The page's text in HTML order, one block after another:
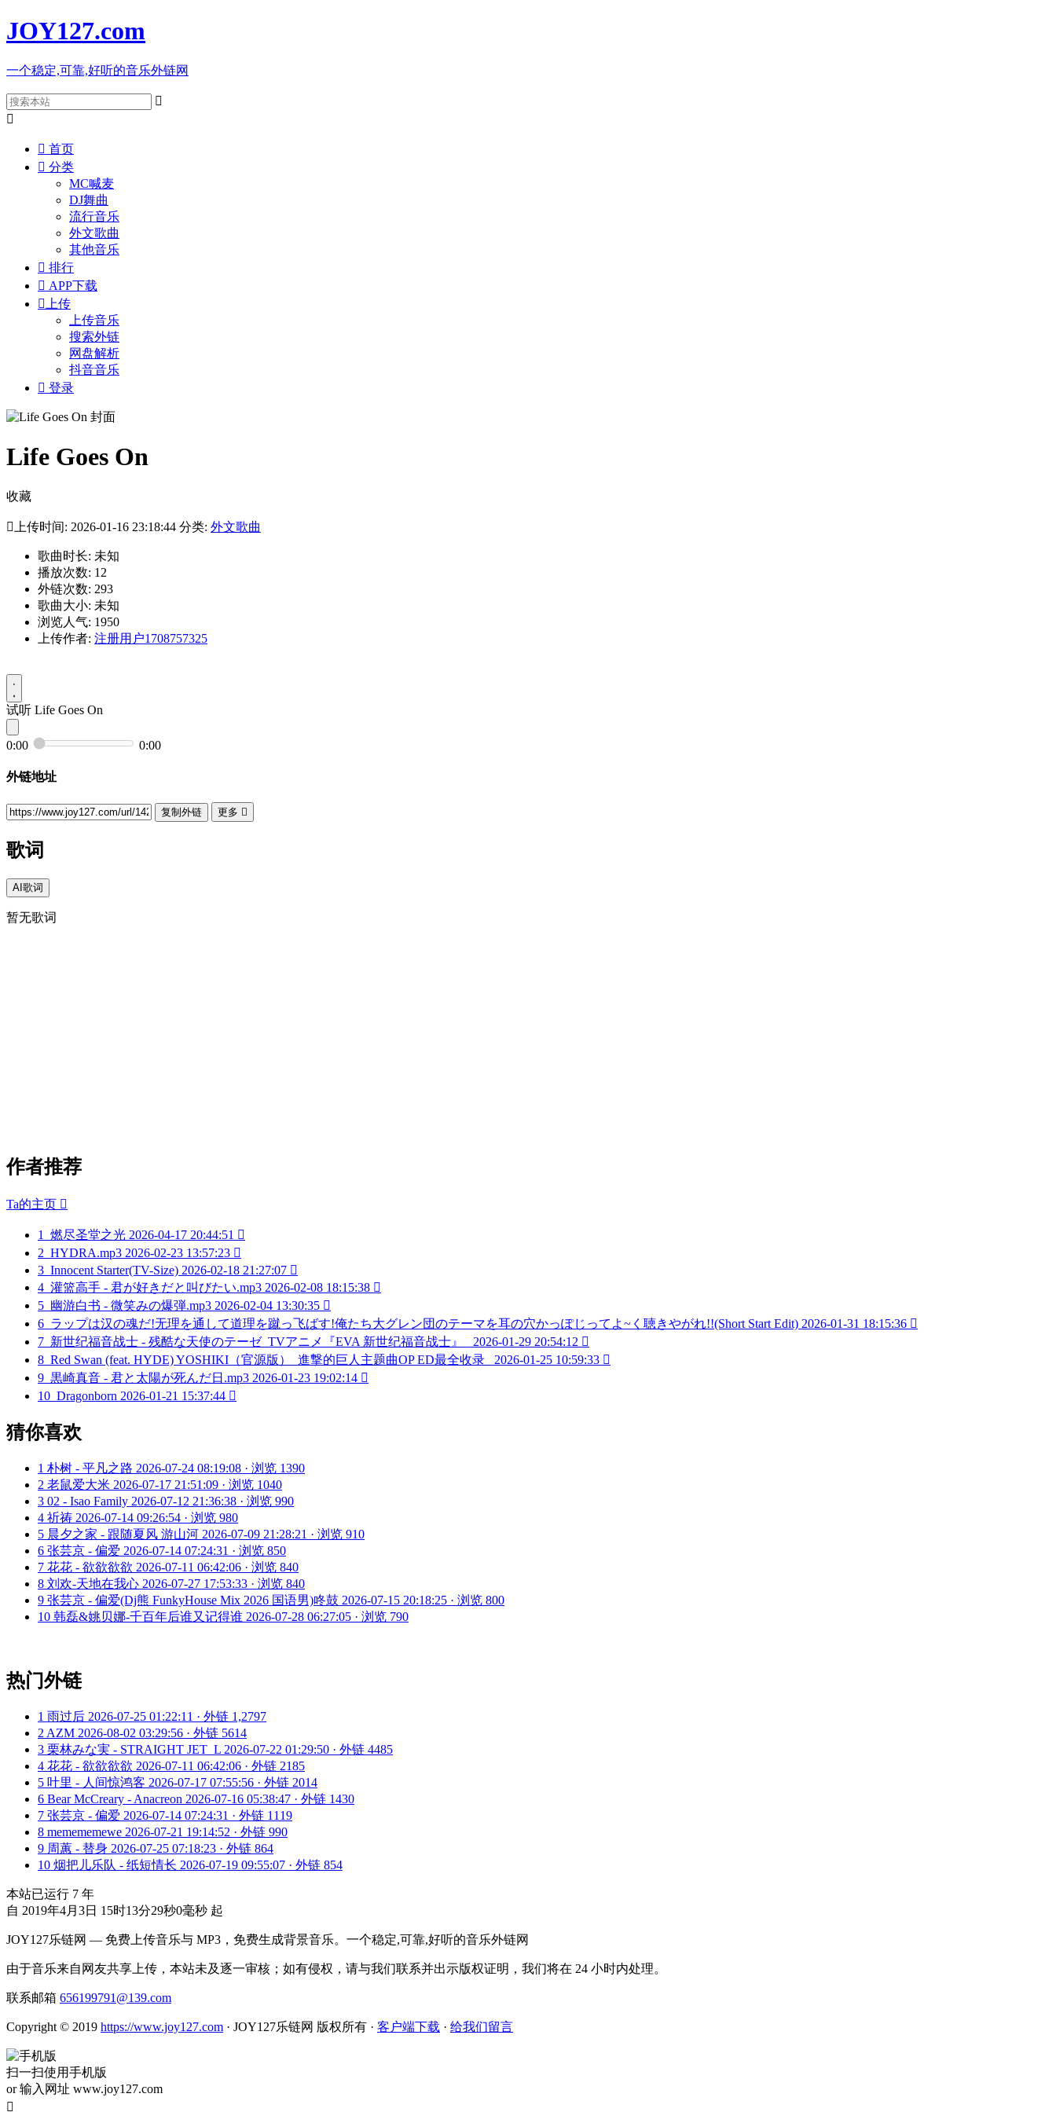
JOY127.com
一个稳定,可靠,好听的音乐外链网


 首页
 分类
MC喊麦
DJ舞曲
流行音乐
外文歌曲
其他音乐
 排行
 APP下载
 上传
上传音乐
搜索外链
网盘解析
抖音音乐
 登录
Life Goes On
收藏
 上传时间: 2026-01-16 23:18:44 分类: 外文歌曲
歌曲时长: 未知
播放次数: 12
外链次数: 293
歌曲大小: 未知
浏览人气: 1950
上传作者: 注册用户1708757325
试听 Life Goes On
0:00 0:00
外链地址
复制外链 更多 
歌词
AI歌词
暂无歌词
作者推荐
Ta的主页 
1 燃尽圣堂之光 2026-04-17 20:44:51 
2 HYDRA.mp3 2026-02-23 13:57:23 
3 Innocent Starter(TV-Size) 2026-02-18 21:27:07 
4 灌篮高手 - 君が好きだと叫びたい.mp3 2026-02-08 18:15:38 
5 幽游白书 - 微笑みの爆弾.mp3 2026-02-04 13:30:35 
6 ラップは汉の魂だ!无理を通して道理を蹴っ飞ばす!俺たち大グレン団のテーマを耳の穴かっぽじってよ~く聴きやがれ!!(Short Start Edit) 2026-01-31 18:15:36 
7 新世纪福音战士 - 残酷な天使のテーゼ_TVアニメ『EVA 新世纪福音战士』_ 2026-01-29 20:54:12 
8 Red Swan (feat. HYDE) YOSHIKI（官源版）_進撃的巨人主题曲OP ED最全收录_ 2026-01-25 10:59:33 
9 黒崎真音 - 君と太陽が死んだ日.mp3 2026-01-23 19:02:14 
10 Dragonborn 2026-01-21 15:37:44 
猜你喜欢
1 朴树 - 平凡之路 2026-07-24 08:19:08 · 浏览 1390
2 老鼠爱大米 2026-07-17 21:51:09 · 浏览 1040
3 02 - Isao Family 2026-07-12 21:36:38 · 浏览 990
4 祈祷 2026-07-14 09:26:54 · 浏览 980
5 晨夕之家 - 跟随夏风 游山河 2026-07-09 21:28:21 · 浏览 910
6 张芸京 - 偏爱 2026-07-14 07:24:31 · 浏览 850
7 花花 - 欲欲欲欲 2026-07-11 06:42:06 · 浏览 840
8 刘欢-天地在我心 2026-07-27 17:53:33 · 浏览 840
9 张芸京 - 偏爱(Dj熊 FunkyHouse Mix 2026 国语男)咚鼓 2026-07-15 20:18:25 · 浏览 800
10 韩磊&姚贝娜-千百年后谁又记得谁 2026-07-28 06:27:05 · 浏览 790
热门外链
1 雨过后 2026-07-25 01:22:11 · 外链 1,2797
2 AZM 2026-08-02 03:29:56 · 外链 5614
3 栗林みな実 - STRAIGHT JET_L 2026-07-22 01:29:50 · 外链 4485
4 花花 - 欲欲欲欲 2026-07-11 06:42:06 · 外链 2185
5 叶里 - 人间惊鸿客 2026-07-17 07:55:56 · 外链 2014
6 Bear McCreary - Anacreon 2026-07-16 05:38:47 · 外链 1430
7 张芸京 - 偏爱 2026-07-14 07:24:31 · 外链 1119
8 memememewe 2026-07-21 19:14:52 · 外链 990
9 周蕙 - 替身 2026-07-25 07:18:23 · 外链 864
10 烟把儿乐队 - 纸短情长 2026-07-19 09:55:07 · 外链 854
本站已运行 7 年
自 2019年4月3日 15时13分29秒0毫秒 起
JOY127乐链网 — 免费上传音乐与 MP3，免费生成背景音乐。一个稳定,可靠,好听的音乐外链网
由于音乐来自网友共享上传，本站未及逐一审核；如有侵权，请与我们联系并出示版权证明，我们将在 24 小时内处理。
联系邮箱 656199791@139.com
Copyright © 2019 https://www.joy127.com · JOY127乐链网 版权所有 · 客户端下载 · 给我们留言
扫一扫使用手机版
or 输入网址 www.joy127.com
